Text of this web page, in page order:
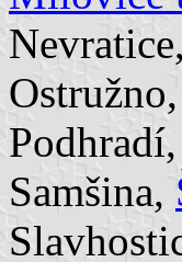
Nevratice,
Samšina,